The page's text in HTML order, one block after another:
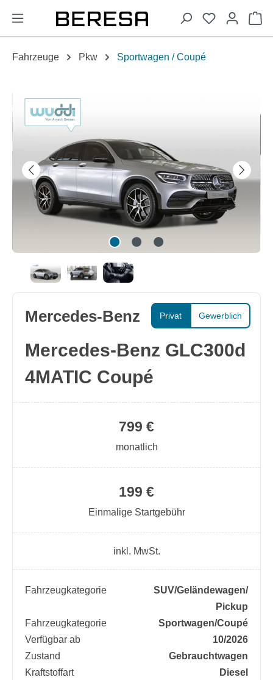
springen
Fahrzeuge Pkw Sportwagen / Coupé
Bildergalerie überspringen
Privat Gewerblich
Mercedes-Benz
Mercedes-Benz GLC300d
4MATIC Coupé
199 €
Einmalige Startgebühr
799 €
monatlich
inkl. MwSt.
Fahrzeugkategorie
SUV/​Geländewagen/​
Pickup
Fahrzeugkategorie
Sportwagen/​Coupé
Verfügbar ab
10/2026
Zustand
Gebrauchtwagen
Kraftstoffart
Diesel